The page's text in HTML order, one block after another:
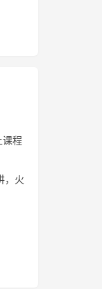
课程
，火